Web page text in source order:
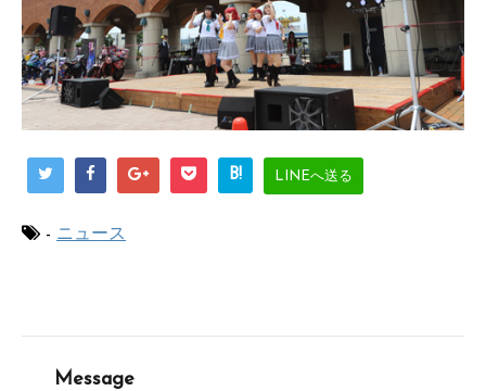
B! LINEへ送る
- ニュース
Message